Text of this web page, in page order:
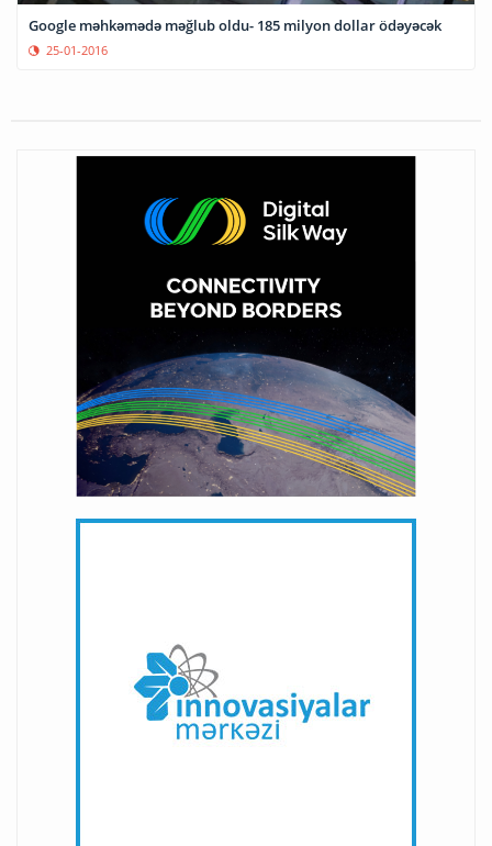
Google məhkəmədə məğlub oldu- 185 milyon dollar ödəyəcək
25-01-2016